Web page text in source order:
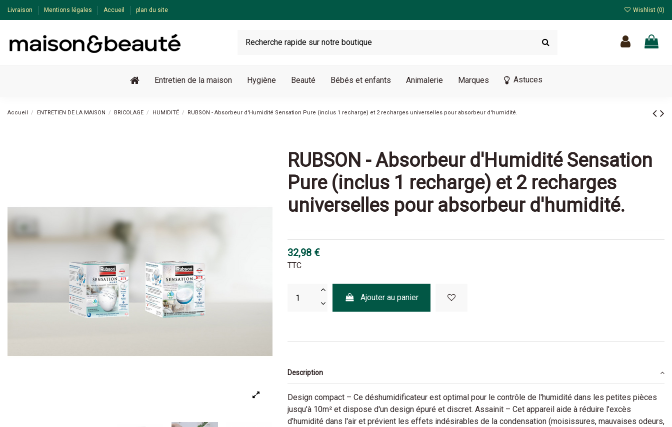
Livraison Mentions légales Accueil plan du site Wishlist (0)
Entretien de la maison Hygiène Beauté Bébés et enfants Animalerie Marques Astuces
Accueil ENTRETIEN DE LA MAISON BRICOLAGE HUMIDITÉ RUBSON - Absorbeur d'Humidité Sensation Pure (inclus 1 recharge) et 2 recharges universelles pour absorbeur d'humidité.
RUBSON - Absorbeur d'Humidité Sensation
Pure (inclus 1 recharge) et 2 recharges
universelles pour absorbeur d'humidité.
32,98 €
TTC
Ajouter au panier
Description
Design compact – Ce déshumidificateur est optimal pour le contrôle de l'humidité dans les petites pièces
jusqu'à 10m² et dispose d'un design épuré et discret. Assainit – Cet appareil aide à réduire l'excès
d’humidité dans l'air et prévient les effets indésirables de la condensation (moisissures, mauvaises odeurs,